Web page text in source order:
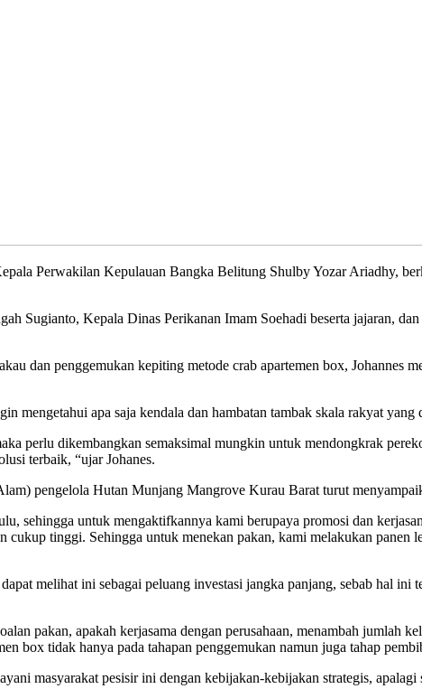
Perwakilan Kepulauan Bangka Belitung Shulby Yozar Ariadhy,
Sugianto, Kepala Dinas Perikanan Imam Soehadi beserta jajaran,
dan penggemukan kepiting metode crab apartemen box, Johannes
mengetahui apa saja kendala dan hambatan tambak skala rakyat
perlu dikembangkan semaksimal mungkin untuk mendongkrak
terbaik, “ujar Johanes.
pengelola Hutan Munjang Mangrove Kurau Barat turut
sehingga untuk mengaktifkannya kami berupaya promosi dan
tinggi. Sehingga untuk menekan pakan, kami melakukan panen
melihat ini sebagai peluang investasi jangka panjang, sebab hal
pakan, apakah kerjasama dengan perusahaan, menambah jumlah
box tidak hanya pada tahapan penggemukan namun juga tahap
masyarakat pesisir ini dengan kebijakan-kebijakan strategis,